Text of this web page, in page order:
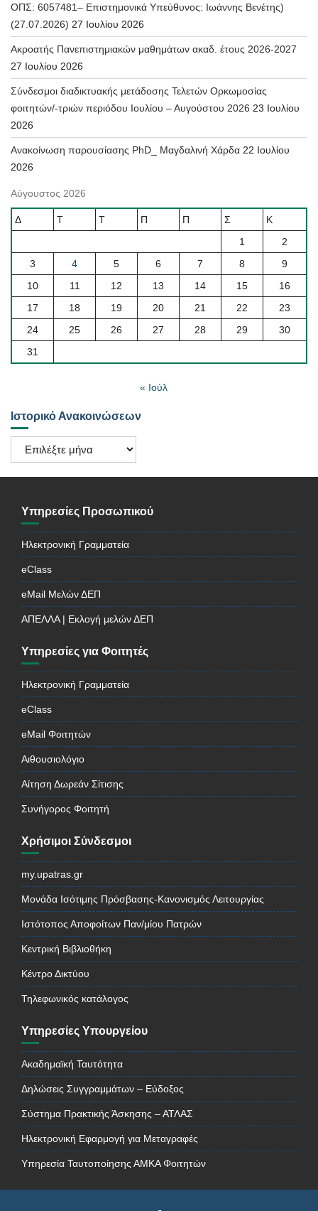
ΟΠΣ: 6057481– Επιστημονικά Υπεύθυνος: Ιωάννης Βενέτης)
(27.07.2026) 27 Ιουλίου 2026
Ακροατής Πανεπιστημιακών μαθημάτων ακαδ. έτους 2026-2027
27 Ιουλίου 2026
Σύνδεσμοι διαδικτυακής μετάδοσης Τελετών Ορκωμοσίας
φοιτητών/-τριών περιόδου Ιουλίου – Αυγούστου 2026 23 Ιουλίου
2026
Ανακοίνωση παρουσίασης PhD_ Μαγδαλινή Χάρδα 22 Ιουλίου
2026
Αύγουστος 2026
Δ Τ Τ Π Π Σ
Κ
1
2
3
4 5 6 7 8
9
10
11 12 13 14 15
16
17
18 19 20 21 22
23
24
25 26 27 28 29
30
31
« Ιούλ
Ιστορικό Ανακοινώσεων
Ιστορικό
Ανακοινώσεων
Υπηρεσίες Προσωπικού
Ηλεκτρονική Γραμματεία
eClass
eMail Μελών ΔΕΠ
ΑΠΕΛΛΑ | Εκλογή μελών ΔΕΠ
Υπηρεσίες για Φοιτητές
Ηλεκτρονική Γραμματεία
eClass
eMail Φοιτητών
Αιθουσιολόγιο
Αίτηση Δωρεάν Σίτισης
Συνήγορος Φοιτητή
Χρήσιμοι Σύνδεσμοι
my.upatras.gr
Μονάδα Ισότιμης Πρόσβασης-Κανονισμός Λειτουργίας
Ιστότοπος Αποφοίτων Παν/μίου Πατρών
Κεντρική Βιβλιοθήκη
Κέντρο Δικτύου
Τηλεφωνικός κατάλογος
Υπηρεσίες Υπουργείου
Ακαδημαϊκή Ταυτότητα
Δηλώσεις Συγγραμμάτων – Εύδοξος
Σύστημα Πρακτικής Άσκησης – ΑΤΛΑΣ
Ηλεκτρονική Εφαρμογή για Μεταγραφές
Υπηρεσία Ταυτοποίησης ΑΜΚΑ Φοιτητών